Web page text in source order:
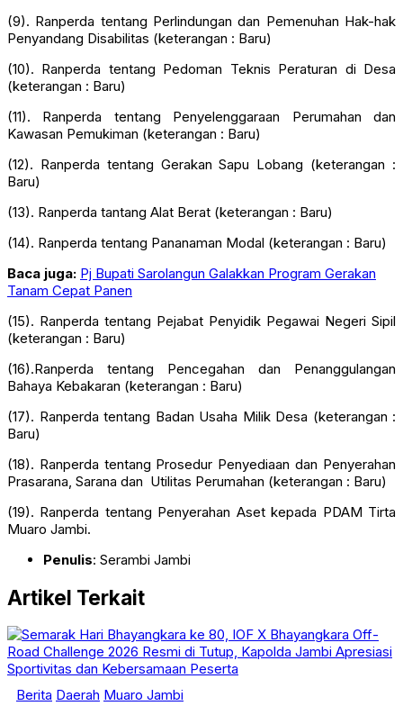
(9). Ranperda tentang Perlindungan dan Pemenuhan Hak-hak
Penyandang Disabilitas (keterangan : Baru)
(10). Ranperda tentang Pedoman Teknis Peraturan di Desa
(keterangan : Baru)
(11). Ranperda tentang Penyelenggaraan Perumahan dan
Kawasan Pemukiman (keterangan : Baru)
(12). Ranperda tentang Gerakan Sapu Lobang (keterangan :
Baru)
(13). Ranperda tantang Alat Berat (keterangan : Baru)
(14). Ranperda tentang Pananaman Modal (keterangan : Baru)
Baca juga: Pj Bupati Sarolangun Galakkan Program Gerakan
Tanam Cepat Panen
(15). Ranperda tentang Pejabat Penyidik Pegawai Negeri Sipil
(keterangan : Baru)
(16).Ranperda tentang Pencegahan dan Penanggulangan
Bahaya Kebakaran (keterangan : Baru)
(17). Ranperda tentang Badan Usaha Milik Desa (keterangan :
Baru)
(18). Ranperda tentang Prosedur Penyediaan dan Penyerahan
Prasarana, Sarana dan Utilitas Perumahan (keterangan : Baru)
(19). Ranperda tentang Penyerahan Aset kepada PDAM Tirta
Muaro Jambi.
Penulis: Serambi Jambi
Artikel Terkait
Berita Daerah Muaro Jambi